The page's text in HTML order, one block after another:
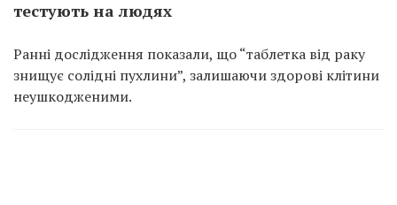
тестують на людях
Ранні дослідження показали, що “таблетка від раку
знищує солідні пухлини”, залишаючи здорові клітини
неушкодженими.